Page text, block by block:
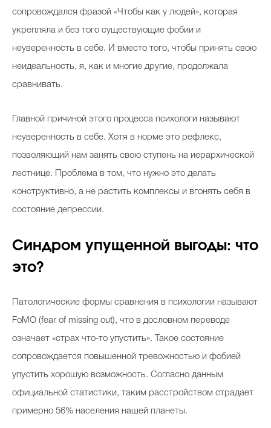
Тесты
Викторины
сопровождался фразой «Чтобы как у людей», которая
укрепляла и без того существующие фобии и
неуверенность в себе. И вместо того, чтобы принять свою
неидеальность, я, как и многие другие, продолжала
сравнивать.
Главной причиной этого процесса психологи называют
неуверенность в себе. Хотя в норме это рефлекс,
позволяющий нам занять свою ступень на иерархической
лестнице. Проблема в том, что нужно это делать
конструктивно, а не растить комплексы и вгонять себя в
состояние депрессии.
Синдром упущенной выгоды: что
это?
Патологические формы сравнения в психологии называют
FoMO (fear of missing out), что в дословном переводе
означает «страх что-то упустить». Такое состояние
сопровождается повышенной тревожностью и фобией
упустить хорошую возможность. Согласно данным
официальной статистики, таким расстройством страдает
примерно 56% населения нашей планеты.